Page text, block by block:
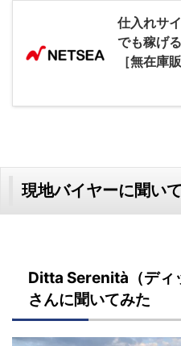
仕入れサ
でも稼げ
［無在庫
現地バイヤーに聞い
Ditta Serenità（ディ
さんに聞いてみた